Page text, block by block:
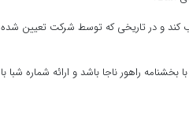
کند و در تاریخی که توسط شرکت تعیین شده
راهور ناجا باشد و ارائه شماره شبا با